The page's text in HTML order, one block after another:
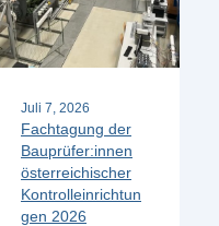
Juli 7, 2026
Fachtagung der
Bauprüfer:innen
österreichischer
Kontrolleinrichtun
gen 2026